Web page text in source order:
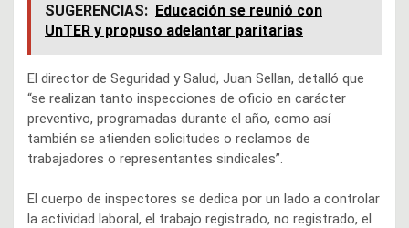
SUGERENCIAS: Educación se reunió con
UnTER y propuso adelantar paritarias
El director de Seguridad y Salud, Juan Sellan, detalló que
“se realizan tanto inspecciones de oficio en carácter
preventivo, programadas durante el año, como así
también se atienden solicitudes o reclamos de
trabajadores o representantes sindicales”.
El cuerpo de inspectores se dedica por un lado a controlar
la actividad laboral, el trabajo registrado, no registrado, el